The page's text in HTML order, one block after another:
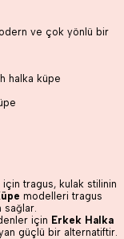
ve çok yönlü bir
halka küpe
tragus, kulak stilinin
modelleri tragus
sağlar.
için Erkek Halka
güçlü bir alternatiftir.